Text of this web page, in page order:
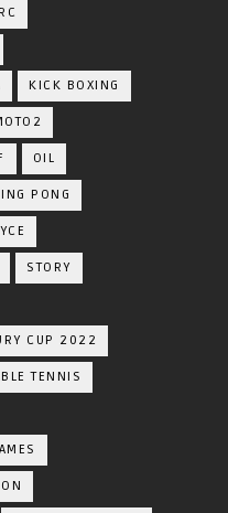
KICK BOXING
OIL
PONG
STORY
CUP 2022
TENNIS